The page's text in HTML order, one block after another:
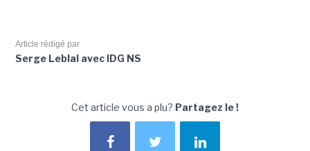
Article rédigé par
Serge Leblal avec IDG NS
Cet article vous a plu? Partagez le !